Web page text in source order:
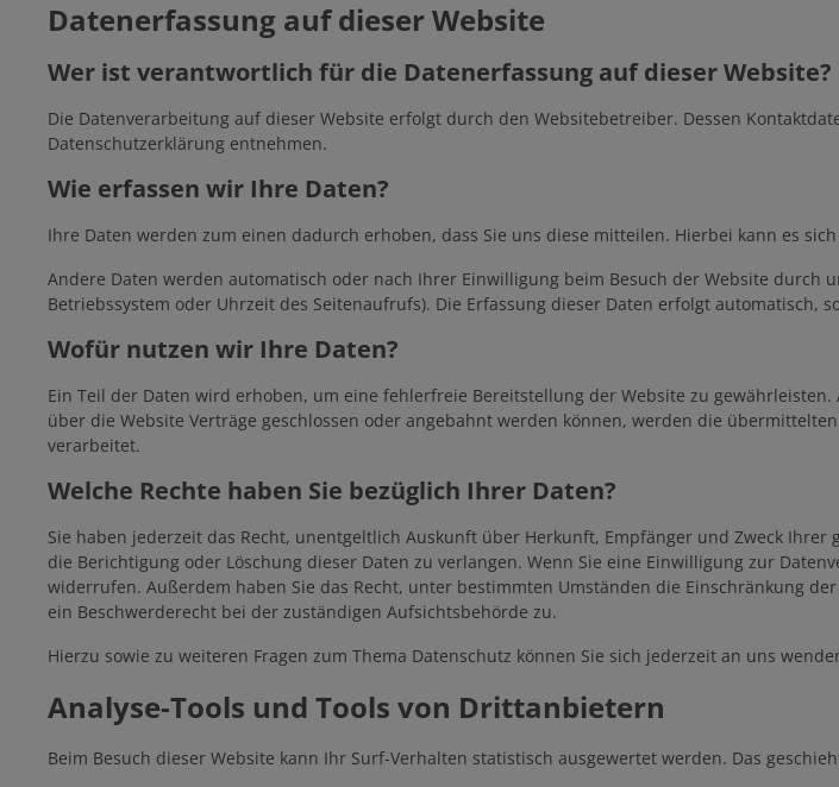
Sommerblumenmix Sommerblumen-Sets
Sonstige Herbstblumenzwiebeln Herbstblumenzwiebel-Sets
Frühjahrspflanzung
Datenerfassung auf dieser Website
Wer ist verantwortlich für die Datenerfassung auf dieser Website?
Die Datenverarbeitung auf dieser Website erfolgt durch den Websitebetreiber. Dessen
Datenschutzerklärung entnehmen.
Wie erfassen wir Ihre Daten?
Ihre Daten werden zum einen dadurch erhoben, dass Sie uns diese mitteilen. Hierbei kann es
Andere Daten werden automatisch oder nach Ihrer Einwilligung beim Besuch der Website durch
Betriebssystem oder Uhrzeit des Seitenaufrufs). Die Erfassung dieser Daten erfolgt automatisch,
Wofür nutzen wir Ihre Daten?
Ein Teil der Daten wird erhoben, um eine fehlerfreie Bereitstellung der Website zu
über die Website Verträge geschlossen oder angebahnt werden können, werden die
verarbeitet.
Welche Rechte haben Sie bezüglich Ihrer Daten?
Sie haben jederzeit das Recht, unentgeltlich Auskunft über Herkunft, Empfänger und Zweck
die Berichtigung oder Löschung dieser Daten zu verlangen. Wenn Sie eine Einwilligung zur
widerrufen. Außerdem haben Sie das Recht, unter bestimmten Umständen die Einschränkung
ein Beschwerderecht bei der zuständigen Aufsichtsbehörde zu.
Hierzu sowie zu weiteren Fragen zum Thema Datenschutz können Sie sich jederzeit an uns
Analyse-Tools und Tools von Dritt­anbietern
Beim Besuch dieser Website kann Ihr Surf-Verhalten statistisch ausgewertet werden. Das